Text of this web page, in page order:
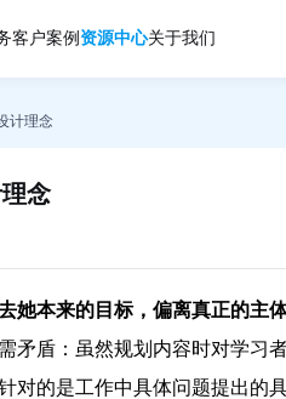
客户案例 资源中心关于我们
计理念
念
她本来的目标，偏离真正的主
矛盾：虽然规划内容时对学习
对的是工作中具体问题提出的